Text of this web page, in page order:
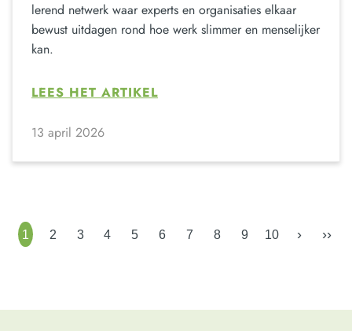
lerend netwerk waar experts en organisaties elkaar
bewust uitdagen rond hoe werk slimmer en menselijker
kan.
LEES HET ARTIKEL
13 april 2026
1 2 3 4 5 6 7 8 9 10 › ››